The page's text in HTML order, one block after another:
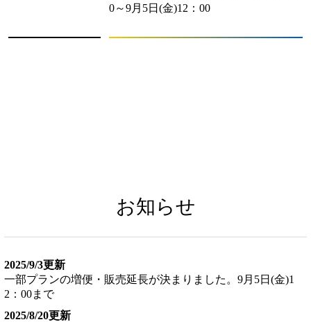
0～9月5日(金)12：00
お知らせ
2025/9/3更新
一部プランの増便・販売延長が決まりました。9月5日(金)1
2：00まで
2025/8/20更新